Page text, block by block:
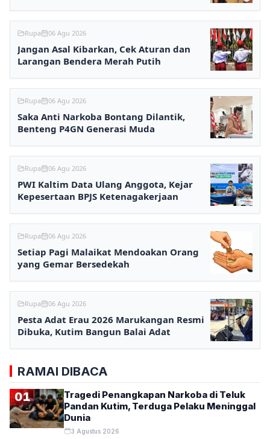
Rupa 06 Agu 2026
Jangan Asal Kibarkan, Cek Aturan dan
Larangan Bendera Merah Putih
Rupa 06 Agu 2026
Saka Anti Narkoba Bontang Dilantik,
Benteng P4GN Generasi Muda
Rupa 06 Agu 2026
PWI Kaltim Data Ulang Anggota, Kejar
Kepesertaan BPJS Ketenagakerjaan
Rupa 06 Agu 2026
Setiap Pagi Malaikat Mendoakan Orang
yang Gemar Bersedekah
Rupa 06 Agu 2026
Pesta Adat Erau 2026 Marukangan Resmi
Dibuka, Kutim Bangun Balai Adat
RAMAI DIBACA
01
Tragedi Penangkapan Narkoba di Teluk
Pandan Kutim, Terduga Pelaku Meninggal
Dunia
3 Agustus 2026